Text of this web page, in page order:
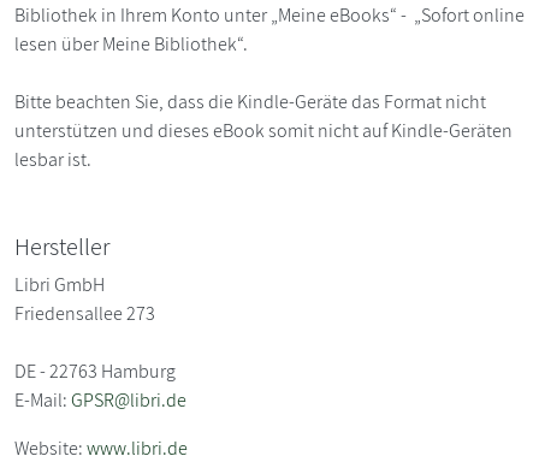
Bibliothek in Ihrem Konto unter „Meine eBooks“ - „Sofort online
lesen über Meine Bibliothek“.
Bitte beachten Sie, dass die Kindle-Geräte das Format nicht
unterstützen und dieses eBook somit nicht auf Kindle-Geräten
lesbar ist.
Hersteller
Libri GmbH
Friedensallee 273
DE - 22763 Hamburg
E-Mail:GPSR@libri.de
Website:www.libri.de